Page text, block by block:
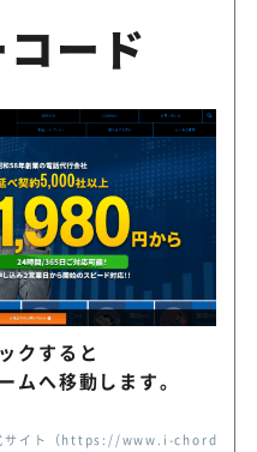
ード
クすると
ムへ移動します。
式サイト（https://www.i-chord.com